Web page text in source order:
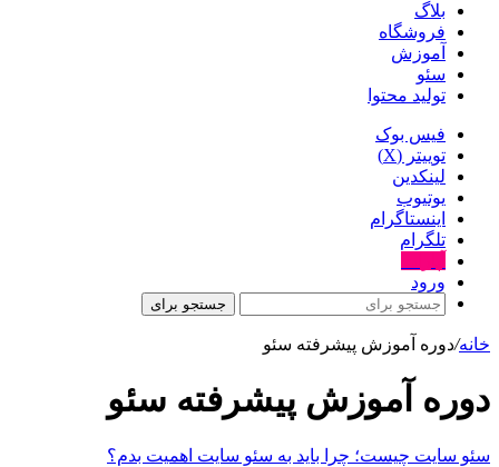
بلاگ
فروشگاه
آموزش
سئو
تولید محتوا
فیس بوک
توییتر (X)
لینکدین
یوتیوب
اینستاگرام
تلگرام
ورود
جستجو برای
خانه/دوره آموزش پیشرفته سئو
دوره آموزش پیشرفته سئو
سئو سایت چیست؛ چرا باید به سئو سایت اهمیت بدم؟